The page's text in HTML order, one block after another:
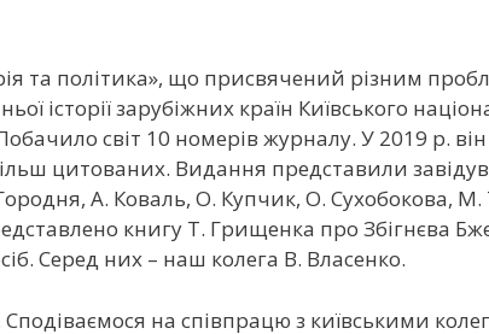
та політика», що присвячений різним
історії зарубіжних країн Київського
світ 10 номерів журналу. У 2019 р.
цитованих. Видання представили
А. Коваль, О. Купчик, О. Сухобокова, М.
книгу Т. Грищенка про Збігнєва
Серед них – наш колега В. Власенко.
Сподіваємося на співпрацю з київськими